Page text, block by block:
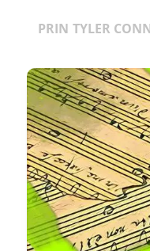
PRIN TYLER